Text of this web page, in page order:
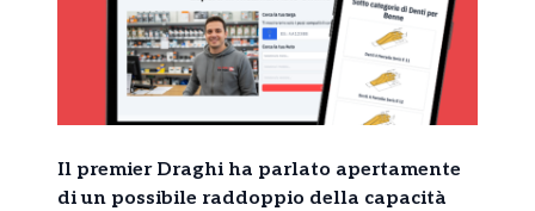
Il premier Draghi ha parlato apertamente
di un possibile raddoppio della capacità